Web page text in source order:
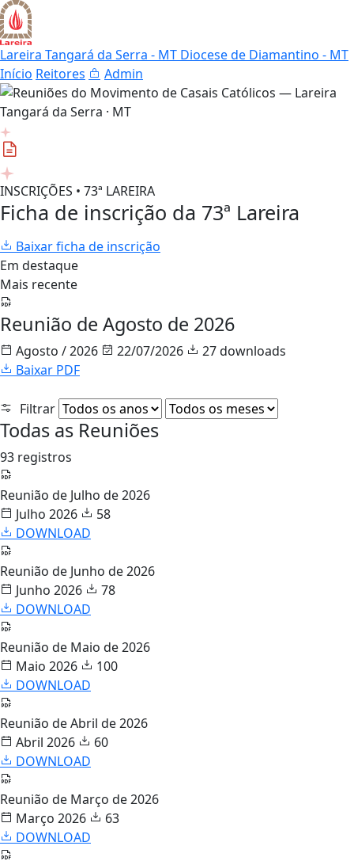
Lareira Tangará da Serra - MT Diocese de Diamantino - MT
Início Reitores Admin
INSCRIÇÕES • 73ª LAREIRA
Ficha de inscrição da 73ª Lareira
Baixar ficha de inscrição
Em destaque
Mais recente
Reunião de Agosto de 2026
Agosto / 2026 22/07/2026
27 downloads
Baixar PDF
Filtrar
Todas as Reuniões
93 registros
Reunião de Julho de 2026
Julho 2026
58
DOWNLOAD
Reunião de Junho de 2026
Junho 2026
78
DOWNLOAD
Reunião de Maio de 2026
Maio 2026
100
DOWNLOAD
Reunião de Abril de 2026
Abril 2026
60
DOWNLOAD
Reunião de Março de 2026
Março 2026
63
DOWNLOAD